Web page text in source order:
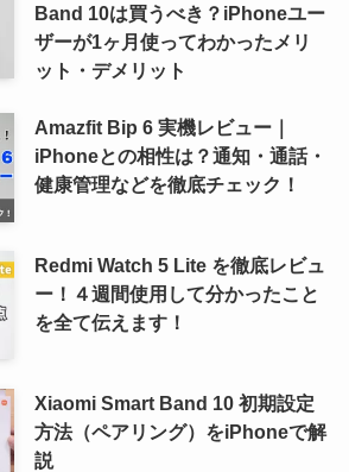
Band 10は買うべき？iPhoneユー
ザーが1ヶ月使ってわかったメリ
ット・デメリット
Amazfit Bip 6 実機レビュー｜
iPhoneとの相性は？通知・通話・
健康管理などを徹底チェック！
Redmi Watch 5 Lite を徹底レビュ
ー！４週間使用して分かったこと
を全て伝えます！
Xiaomi Smart Band 10 初期設定
方法（ペアリング）をiPhoneで解
説